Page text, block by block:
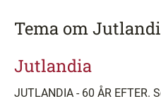
Tema om
Jutlandia
JUTLANDIA - 60 ÅR EFTER.